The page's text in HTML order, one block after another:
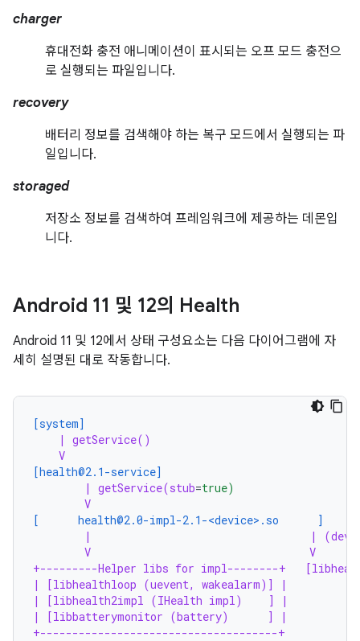
charger
휴대전화 충전 애니메이션이 표시되는 오프 모드 충전으
로 실행되는 파일입니다.
recovery
배터리 정보를 검색해야 하는 복구 모드에서 실행되는 파
일입니다.
storaged
저장소 정보를 검색하여 프레임워크에 제공하는 데몬입
니다.
Android 11 및 12의 Health
Android 11 및 12에서 상태 구성요소는 다음 다이어그램에 자
세히 설명된 대로 작동합니다.
[system]
| getService()
V
[health@2.1-service]
| getService(stub=true)
V
[      health@2.0-impl-2.1-<device>.so      ]
|                                  | (device-
V                                  V
+---------Helper libs for impl--------+
| [libhealthloop (uevent, wakealarm)] |
| [libhealth2impl (IHealth impl)    ] |
| [libbatterymonitor (battery)      ] |
+-------------------------------------+